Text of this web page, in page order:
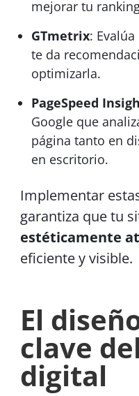
mejorar tu
GTmetrix:
te da
optimizarla.
PageSpeed
Google que
página tanto en
en escritorio.
Implementar
garantiza que tu
estéticamente
eficiente y visible.
El
clave
digital